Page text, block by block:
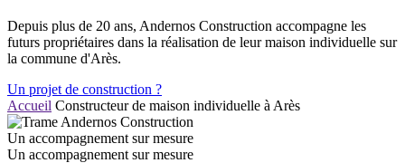
Depuis plus de 20 ans, Andernos Construction accompagne les
futurs propriétaires dans la réalisation de leur maison individuelle sur
la commune d'Arès.
Un projet de construction ?
Accueil Constructeur de maison individuelle à Arès
Un accompagnement sur mesure
Un accompagnement sur mesure